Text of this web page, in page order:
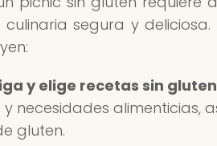
culinaria segura y
y elige recetas sin
y necesidades alimenticias,
gluten.